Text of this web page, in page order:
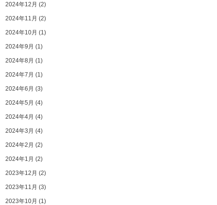
2024年12月 (2)
2024年11月 (2)
2024年10月 (1)
2024年9月 (1)
2024年8月 (1)
2024年7月 (1)
2024年6月 (3)
2024年5月 (4)
2024年4月 (4)
2024年3月 (4)
2024年2月 (2)
2024年1月 (2)
2023年12月 (2)
2023年11月 (3)
2023年10月 (1)